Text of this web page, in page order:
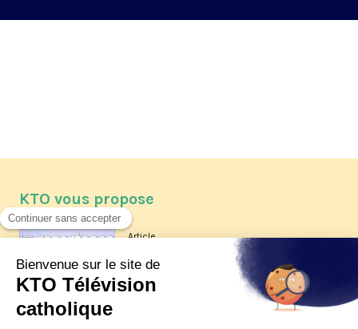
KTO vous propose
Article
Les reportages d'été 2026 de KTO